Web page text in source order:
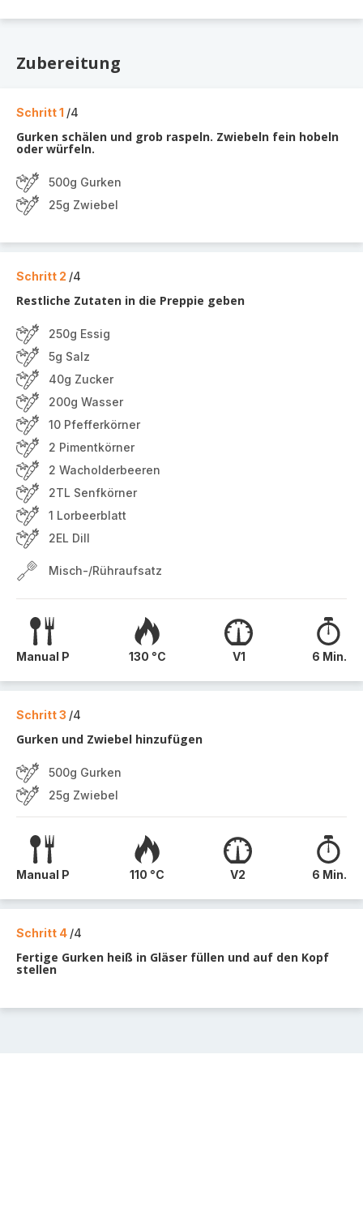
Zubereitung
Schritt 1 /4
Gurken schälen und grob raspeln. Zwiebeln fein hobeln
oder würfeln.
500g Gurken
25g Zwiebel
Schritt 2 /4
Restliche Zutaten in die Preppie geben
250g Essig
5g Salz
40g Zucker
200g Wasser
10 Pfefferkörner
2 Pimentkörner
2 Wacholderbeeren
2TL Senfkörner
1 Lorbeerblatt
2EL Dill
Misch-/Rühraufsatz
Manual P 130 °C V1 6 Min.
Schritt 3 /4
Gurken und Zwiebel hinzufügen
500g Gurken
25g Zwiebel
Manual P 110 °C V2 6 Min.
Schritt 4 /4
Fertige Gurken heiß in Gläser füllen und auf den Kopf
stellen